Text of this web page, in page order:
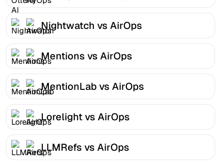
Nightwatch vs AirOps
Mentions vs AirOps
MentionLab vs AirOps
Lorelight vs AirOps
LLMRefs vs AirOps